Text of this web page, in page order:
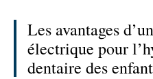
Les avantages
électrique pour
dentaire des